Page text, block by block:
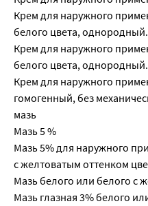
Крем для наружного
белого цвета, однородный.
Крем для наружного
белого цвета, однородный.
Крем для наружного
гомогенный, без
мазь
Мазь 5 %
Мазь 5% для наружного
с желтоватым оттенком
Мазь белого или белого с
Мазь глазная 3% белого